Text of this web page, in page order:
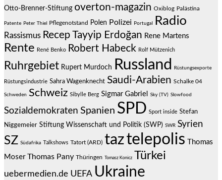
Otto-Brenner-Stiftung overton-magazin Oxiblog Palästina
Patente Peter Thiel Pflegenotstand Polen Polizei Portugal Radio
Rassismus Recep Tayyip Erdoğan Rene Martens
Rente René Benko Robert Habeck Rolf Mützenich
Ruhrgebiet Rupert Murdoch Russland Rüstungsexporte
Rüstungsindustrie Sahra Wagenknecht Saudi-Arabien Schalke 04
Schweden Schweiz Sibylle Berg Sigmar Gabriel Sky (TV) Slowfood
Sozialdemokraten Spanien SPD Sport inside Stefan
Niggemeier Stiftung Wissenschaft und Politik (SWP) SWR Syrien
SZ Südafrika Talkshows Tatort (ARD) taztelepolis Thomas
Moser Thomas Pany Thüringen Tomasz Konicz Türkei
uebermedien.de UEFA Ukraine